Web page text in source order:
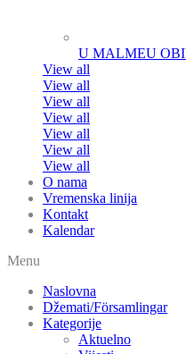
U MALMEU
View all
View all
View all
View all
View all
View all
View all
O nama
Vremenska linija
Kontakt
Kalendar
Menu
Naslovna
Džemati/Församlingar
Kategorije
Aktuelno